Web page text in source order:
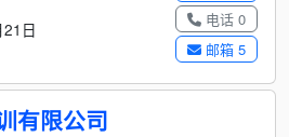
电话 0
邮箱 5
日
有限公司